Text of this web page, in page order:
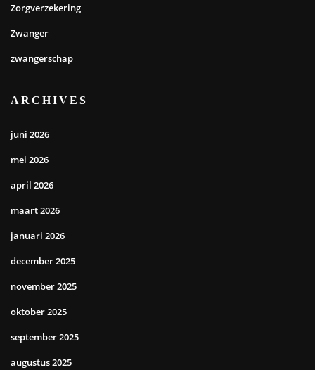
Zorgverzekering
Zwanger
zwangerschap
ARCHIVES
juni 2026
mei 2026
april 2026
maart 2026
januari 2026
december 2025
november 2025
oktober 2025
september 2025
augustus 2025